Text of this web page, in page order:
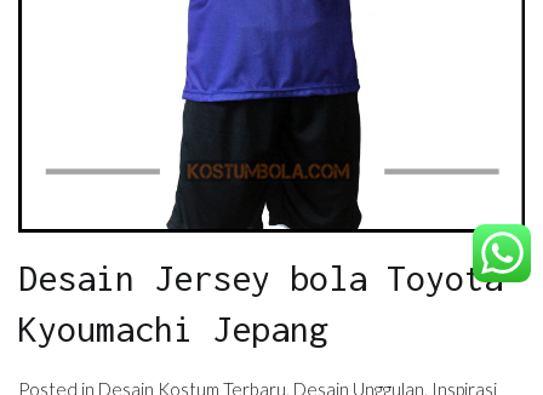
Desain Jersey bola Toyota
Kyoumachi Jepang
Posted in Desain Kostum Terbaru, Desain Unggulan, Inspirasi